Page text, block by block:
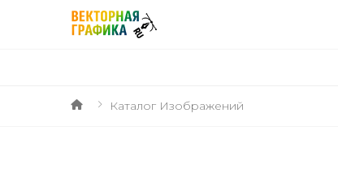
Каталог Изображений